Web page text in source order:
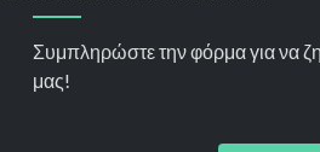
Συμπληρώστε την φόρμα για να
μας!